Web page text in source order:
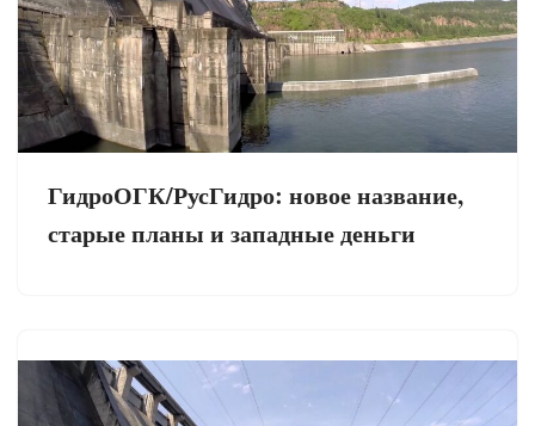
ГидроОГК/РусГидро: новое название,
старые планы и западные деньги